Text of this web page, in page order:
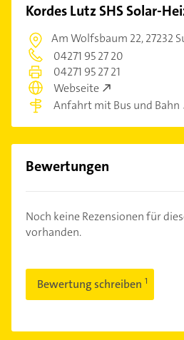
Kordes Lutz SHS Solar-
Am Wolfsbaum 22,27232
04271 95 27 20
04271 95 27 21
Webseite
Anfahrt mit Bus und Bahn
Bewertungen
Noch keine Rezensionen für
vorhanden.
Bewertung schreiben